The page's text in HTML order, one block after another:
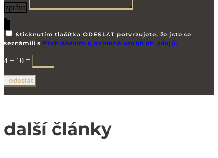
zpráva
Stisknutím tlačítka ODESLAT potvrzujete, že jste se
seznámili s Prohlášením o ochraně osobních údajů.
4 + 10 =
odeslat
další články